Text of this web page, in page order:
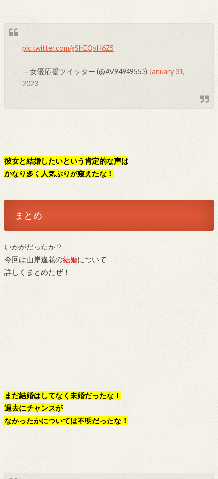
pic.twitter.com/gShEQvH6Z5
— 女優応援ツイッター (@AV94949553) January 31,
2023
彼女と結婚したいという肯定的な声は
かなり多く人気ぶりが窺えたな！
まとめ
いかがだったか？
今回は山岸逢花の結婚について
詳しくまとめたぜ！
まだ結婚はしてなく未婚だったな！
過去にチャンスが
なかったかについては不明だったな！